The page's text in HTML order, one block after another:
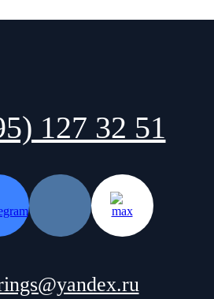
127 32 51